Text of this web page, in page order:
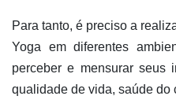
Para tanto, é preciso a
Yoga em diferentes
perceber e mensurar seus
qualidade de vida, saúde do